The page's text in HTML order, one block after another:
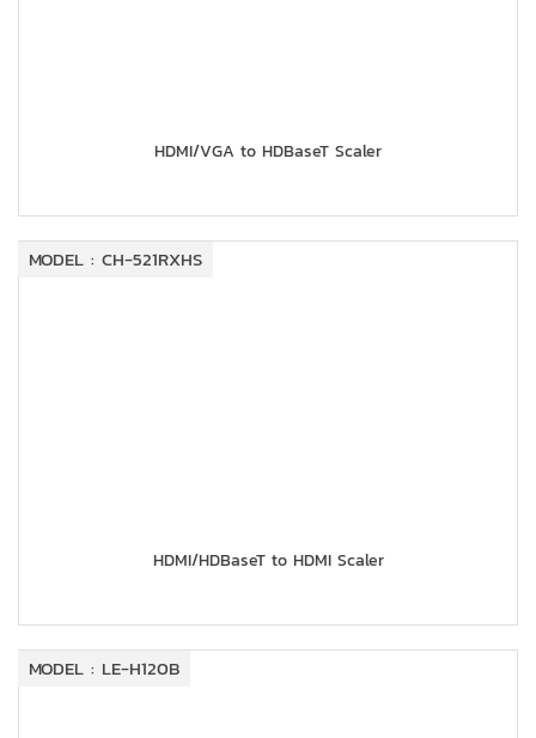
HDMI/VGA to HDBaseT Scaler
MODEL : CH-521RXHS
HDMI/HDBaseT to HDMI Scaler
MODEL : LE-H120B